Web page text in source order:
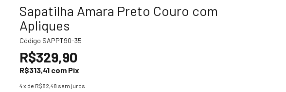
Sapatilha Amara Preto Couro com
Apliques
Código SAPPT90-35
R$329,90
R$313,41 com Pix
4x de R$82,48 sem juros